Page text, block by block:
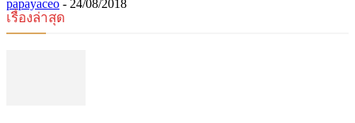
papayaceo - 24/08/2018
เรื่องล่าสุด